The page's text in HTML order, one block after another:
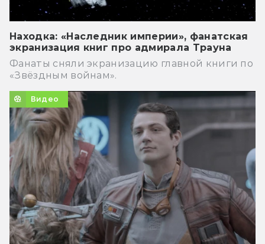
Находка: «Наследник империи», фанатская
экранизация книг про адмирала Трауна
Фанаты сняли экранизацию главной книги по
«Звёздным войнам».
Видео